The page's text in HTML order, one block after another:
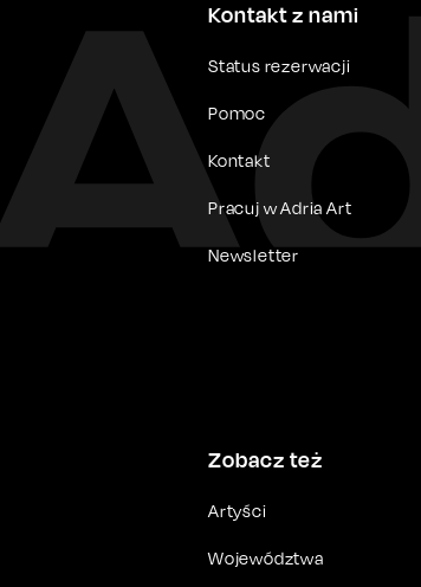
Kontakt z nami
Status rezerwacji
Pomoc
Kontakt
Pracuj w Adria Art
Newsletter
Zobacz też
Artyści
Województwa